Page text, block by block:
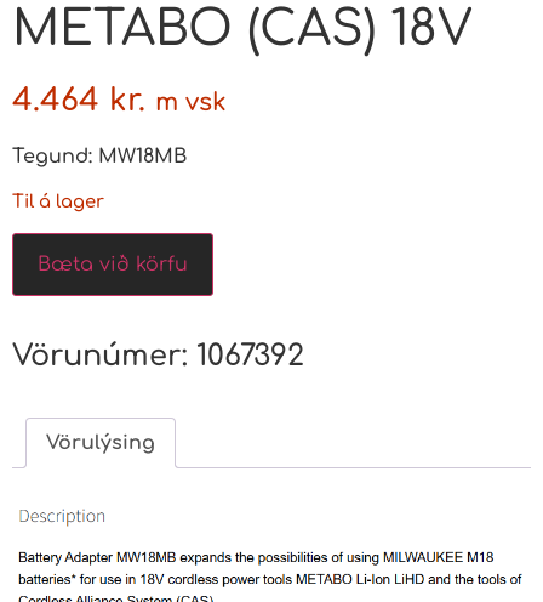
METABO (CAS) 18V
4.464 kr. m vsk
Tegund: MW18MB
Til á lager
Bæta við körfu
Vörunúmer: 1067392
Vörulýsing